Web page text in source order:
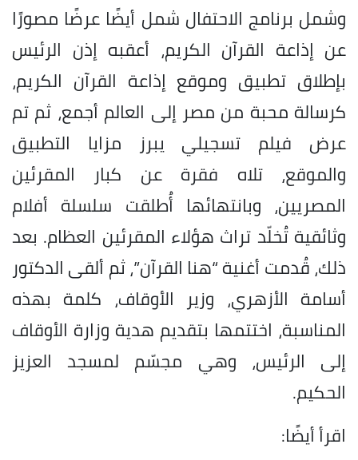
وشمل برنامج الاحتفال شمل أيضًا عرضًا مصورًا
عن إذاعة القرآن الكريم، أعقبه إذن الرئيس
بإطلاق تطبيق وموقع إذاعة القرآن الكريم،
كرسالة محبة من مصر إلى العالم أجمع، ثم تم
عرض فيلم تسجيلي يبرز مزايا التطبيق
والموقع، تلاه فقرة عن كبار المقرئين
المصريين، وبانتهائها أُطلقت سلسلة أفلام
وثائقية تُخلّد تراث هؤلاء المقرئين العظام. بعد
ذلك، قُدمت أغنية “هنا القرآن”، ثم ألقى الدكتور
أسامة الأزهري، وزير الأوقاف، كلمة بهذه
المناسبة، اختتمها بتقديم هدية وزارة الأوقاف
إلى الرئيس، وهي مجسّم لمسجد العزيز
الحكيم.
اقرأ أيضًا: